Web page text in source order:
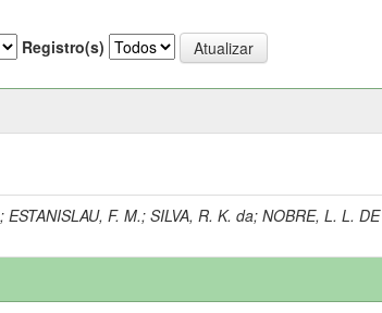
Registro(s)
;ESTANISLAU, F. M.;SILVA, R. K. da;NOBRE, L. L. DE